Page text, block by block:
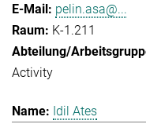
pelin.asa@...
K-1.211
Activity
Idil Ates